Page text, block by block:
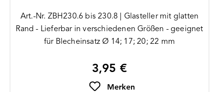
Art.-Nr. ZBH230.6 bis 230.8 | Glasteller mit glatten
Rand - Lieferbar in verschiedenen Größen - geeignet
für Blecheinsatz Ø 14; 17; 20; 22 mm
Regulärer Preis:
3,95 €
Merken